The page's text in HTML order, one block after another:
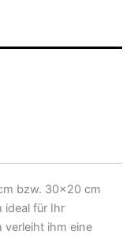
bzw. 30×20 cm
ideal für Ihr
verleiht ihm eine